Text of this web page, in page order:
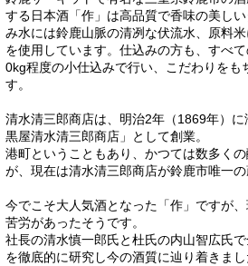
する日本酒「作」は高品質で香味の美し
み水には鈴鹿山脈の清冽な伏流水、原料
を使用しています。仕込みの方も、すべ
0kg程度の小仕込みで行い、こだわりをも
す。
清水清三郎商店は、明治2年（1869年）
黒屋清水清三郎商店」として創業。
港町ということもあり、かつては数多く
が、現在は清水清三郎商店が鈴鹿市唯一の
今でこそ大人気酒となった「作」ですが
苦労があったそうです。
社長の清水慎一郎氏と杜氏の内山智広氏
を徹底的に研究し今の酒質に辿り着きまし